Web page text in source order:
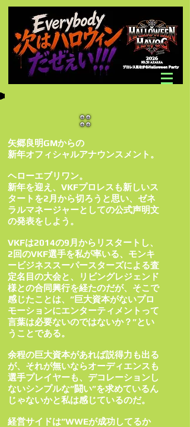
矢郷良明GMからの
新年オフィシャルアナウンスメント。
ヘローエブリワン。
新年を迎え、VKFプロレスも新しいス
タートを2月から切ろうと思い、ゼネ
ラルマネージャーとしての公式声明文
の発表をしよう。
VKFは2014の9月からリスタートし、
2回のVKF選手を私が率いる、モンキ
ービジネススーパースターズによる査
定名目の大会と、リビングレジェンド
様との合同興行を経たのだが、そこで
感じたことは、”巨大資本がないプロ
モーションにエンターティメントって
言葉は必要ないのではないか？”とい
うことである。
余程の巨大資本があれば説得力も出る
が、それが無いならオーディエンスも
選手プレイヤーも、デコレーションし
ないシンプルな”闘い”を求めているん
じゃないかと私は感じているのだ。
経営サイドは”WWEが成功してるか